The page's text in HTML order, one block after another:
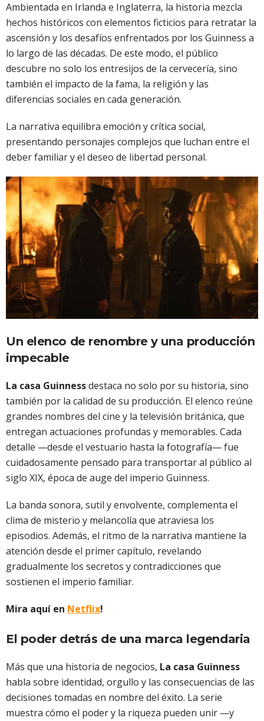
Ambientada en Irlanda e Inglaterra, la historia mezcla
hechos históricos con elementos ficticios para retratar la
ascensión y los desafíos enfrentados por los Guinness a
lo largo de las décadas. De este modo, el público
descubre no solo los entresijos de la cervecería, sino
también el impacto de la fama, la religión y las
diferencias sociales en cada generación.
La narrativa equilibra emoción y crítica social,
presentando personajes complejos que luchan entre el
deber familiar y el deseo de libertad personal.
Un elenco de renombre y una producción
impecable
La casa Guinnessdestaca no solo por su historia, sino
también por la calidad de su producción. El elenco reúne
grandes nombres del cine y la televisión británica, que
entregan actuaciones profundas y memorables. Cada
detalle —desde el vestuario hasta la fotografía— fue
cuidadosamente pensado para transportar al público al
siglo XIX, época de auge del imperio Guinness.
La banda sonora, sutil y envolvente, complementa el
clima de misterio y melancolía que atraviesa los
episodios. Además, el ritmo de la narrativa mantiene la
atención desde el primer capítulo, revelando
gradualmente los secretos y contradicciones que
sostienen el imperio familiar.
Mira aquí en Netflix!
El poder detrás de una marca legendaria
Más que una historia de negocios, La casa Guinness
habla sobre identidad, orgullo y las consecuencias de las
decisiones tomadas en nombre del éxito. La serie
muestra cómo el poder y la riqueza pueden unir —y